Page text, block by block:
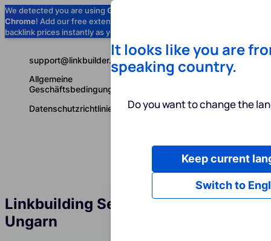
We detected you are using Google
Chrome! Add our free extension to check
backlink prices instantly as you browse.
Deutsch
support@linkbuilder.com
Allgemeine
Geschäftsbedingungen
Datenschutzrichtlinie
Linkbuilding Services Agentur in
Ungarn
It looks like you are
speaking country.
Do you want to change the
Switch to
Keep current